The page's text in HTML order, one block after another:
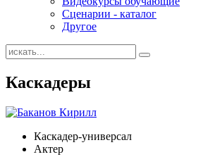
Сценарии - каталог
Другое
Каскадеры
Баканов Кирилл
Каскадер-универсал
Актер